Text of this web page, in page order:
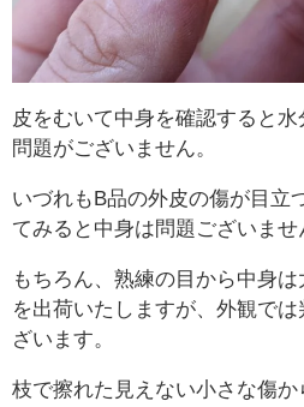
皮をむいて中身を確認すると
問題がございません。
いづれもB品の外皮の傷が目立
てみると中身は問題ございませ
もちろん、熟練の目から中身
を出荷いたしますが、外観で
ざいます。
枝で擦れた見えない小さな傷